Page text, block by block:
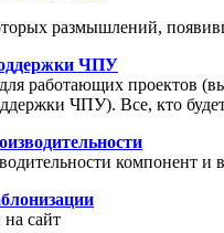
размышлений,
ЧПУ
работающих проектов
ЧПУ). Все, кто
компонент и
сайт